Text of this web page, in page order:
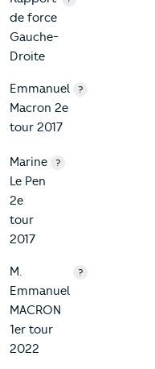
de force
Gauche-
Droite
Emmanuel
Macron 2e
tour 2017
?
Marine
Le Pen
2e
tour
2017
?
M.
Emmanuel
MACRON
1er tour
2022
?